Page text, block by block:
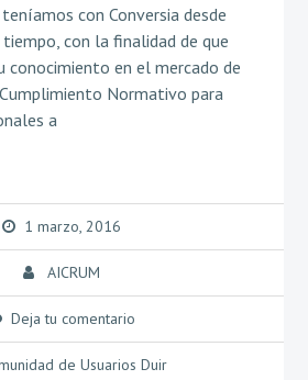
con Conversia desde
con la finalidad de que
conocimiento en el mercado de
Normativo para
a
1 marzo, 2016
AICRUM
Deja tu comentario
de Usuarios Duir